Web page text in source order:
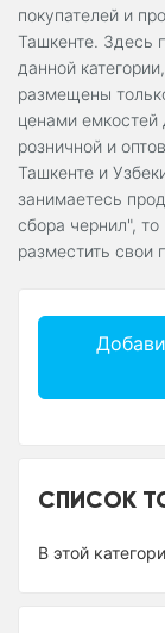
покупателей и
Ташкенте. Здесь
данной
размещены
ценами емкостей
розничной и
Ташкенте и
занимаетесь
сбора чернил",
разместить свои
СПИСОК
В этой